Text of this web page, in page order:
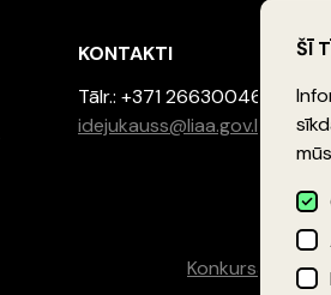
KONTAKTI
Tālr.: +371 26630046
idejukauss@liaa.gov.lv
Konkursa
ŠĪ